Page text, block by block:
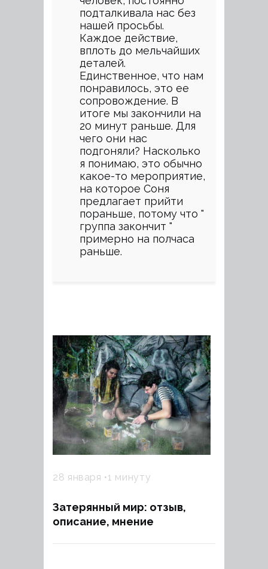
подталкивала нас без
нашей просьбы.
Каждое действие,
вплоть до мельчайших
деталей.
Единственное, что нам
понравилось, это ее
сопровождение. В
итоге мы закончили на
20 минут раньше. Для
чего они нас
подгоняли? Насколько
я понимаю, это обычно
какое-то мероприятие,
на которое Соня
предлагает прийти
пораньше, потому что "
группа закончит "
примерно на полчаса
раньше.
28 января 1 минуту
Затерянный мир: отзыв,
описание, мнение